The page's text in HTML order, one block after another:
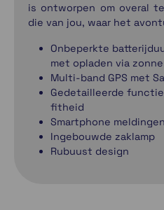
is ontworpen om overal
die van jou, waar het
Onbeperkte
met opladen via
Multi-band GPS met
Gedetailleerde
fitheid
Smartphone meldingen
Ingebouwde zaklamp
Rubuust design